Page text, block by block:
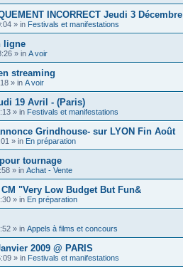
INCORRECT Jeudi 3 Décembre
» in Festivals et manifestations
ligne
» in A voir
streaming
» in A voir
19 Avril - (Paris)
» in Festivals et manifestations
Grindhouse- sur LYON Fin Août
» in En préparation
tournage
» in Achat - Vente
"Very Low Budget But Fun&
» in En préparation
» in Appels à films et concours
2009 @ PARIS
» in Festivals et manifestations